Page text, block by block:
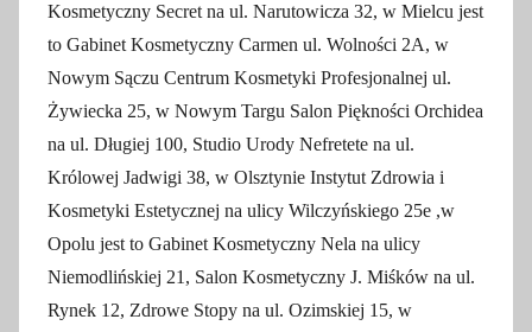
Kosmetyczny Secret na ul. Narutowicza 32, w Mielcu jest
to Gabinet Kosmetyczny Carmen ul. Wolności 2A, w
Nowym Sączu Centrum Kosmetyki Profesjonalnej ul.
Żywiecka 25, w Nowym Targu Salon Piękności Orchidea
na ul. Długiej 100, Studio Urody Nefretete na ul.
Królowej Jadwigi 38, w Olsztynie Instytut Zdrowia i
Kosmetyki Estetycznej na ulicy Wilczyńskiego 25e ,w
Opolu jest to Gabinet Kosmetyczny Nela na ulicy
Niemodlińskiej 21, Salon Kosmetyczny J. Miśków na ul.
Rynek 12, Zdrowe Stopy na ul. Ozimskiej 15, w